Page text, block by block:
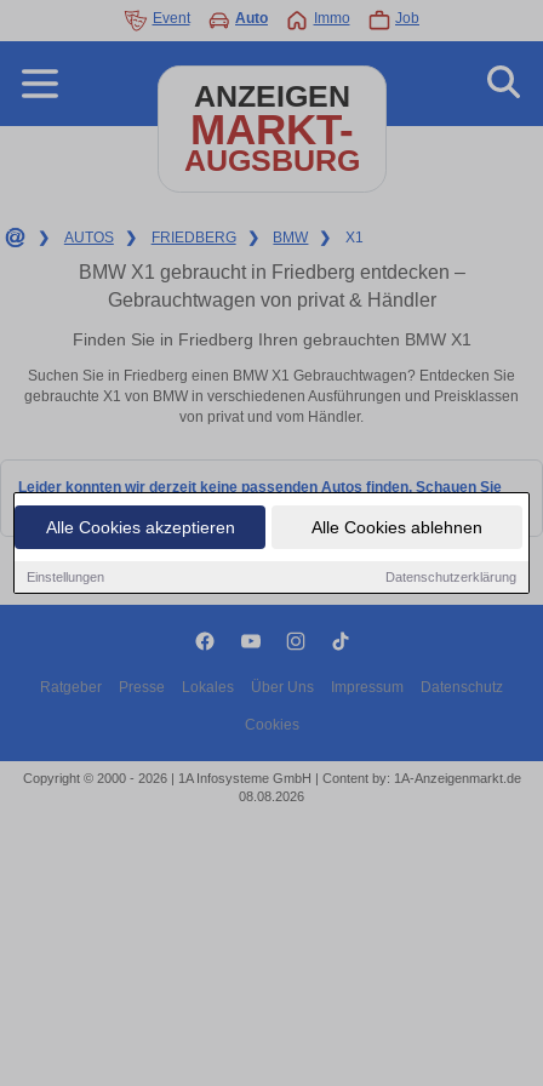
Alle Cookies akzeptieren Alle Cookies ablehnen
Einstellungen Datenschutzerklärung
Event Auto Immo Job
ANZEIGEN
MARKT-
AUGSBURG
❯ AUTOS ❯ FRIEDBERG ❯ BMW ❯ X1
BMW X1 gebraucht in Friedberg entdecken –
Gebrauchtwagen von privat & Händler
Finden Sie in Friedberg Ihren gebrauchten BMW X1
Suchen Sie in Friedberg einen BMW X1 Gebrauchtwagen? Entdecken Sie
gebrauchte X1 von BMW in verschiedenen Ausführungen und Preisklassen
von privat und vom Händler.
Leider konnten wir derzeit keine passenden Autos finden. Schauen Sie
bald wieder vorbei!
Ratgeber Presse Lokales Über Uns Impressum Datenschutz
Cookies
Copyright © 2000 - 2026 | 1A Infosysteme GmbH | Content by: 1A-Anzeigenmarkt.de
08.08.2026